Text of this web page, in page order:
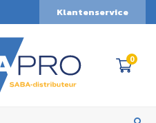
Klantenservice
0